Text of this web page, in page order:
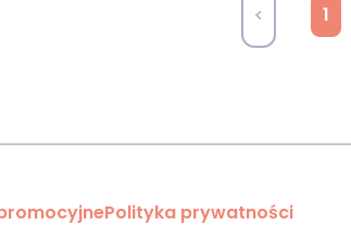
1
Polityka prywatności